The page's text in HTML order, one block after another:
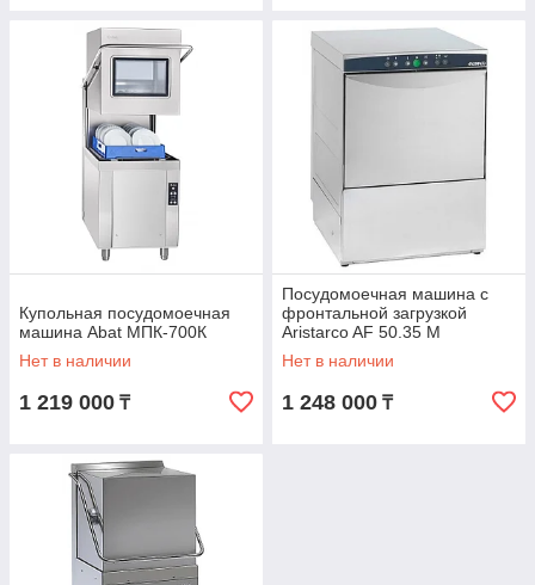
Купольная посудомоечная
машина Abat МПК-700К
Нет в наличии
1 219 000 ₸
Посудомоечная машина с
фронтальной загрузкой
Aristarco AF 50.35 M
Нет в наличии
1 248 000 ₸